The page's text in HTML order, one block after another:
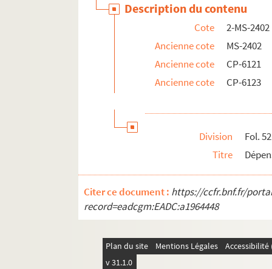
Description du contenu
Cote
2-MS-2402
Ancienne cote
MS-2402
Ancienne cote
CP-6121
Ancienne cote
CP-6123
Division
Fol. 52
Titre
Citer ce document : https://ccfr.bnf.fr/
record=eadcgm:EADC:a1964448
Plan du site Mentions Légales
v 31.1.0